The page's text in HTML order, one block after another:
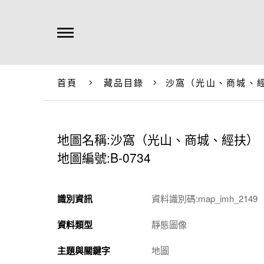
首頁 藏品目錄 沙窩（光山、商城、
地圖名稱:沙窩（光山、商城、經扶）
地圖編號:B-0734
識別資訊 資料識別碼:map_imh_2149
資料類型 靜態圖像
主題與關鍵字 地圖